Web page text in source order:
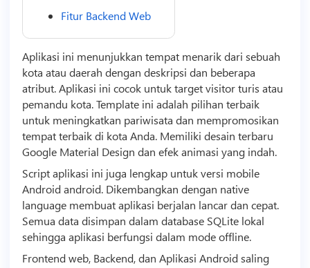
Fitur Backend Web
Aplikasi ini menunjukkan tempat menarik dari sebuah
kota atau daerah dengan deskripsi dan beberapa
atribut. Aplikasi ini cocok untuk target visitor turis atau
pemandu kota.Templateini adalah pilihan terbaik
untuk meningkatkan pariwisata dan mempromosikan
tempat terbaik di kota Anda. Memiliki desain terbaru
Google Material Design dan efek animasi yang indah.
Scriptaplikasi ini juga lengkap untuk versi mobile
Android android. Dikembangkan dengan native
language membuat aplikasi berjalan lancar dan cepat.
Semua data disimpan dalam database SQLite lokal
sehingga aplikasi berfungsi dalam mode offline.
Frontend web, Backend, dan Aplikasi Android saling